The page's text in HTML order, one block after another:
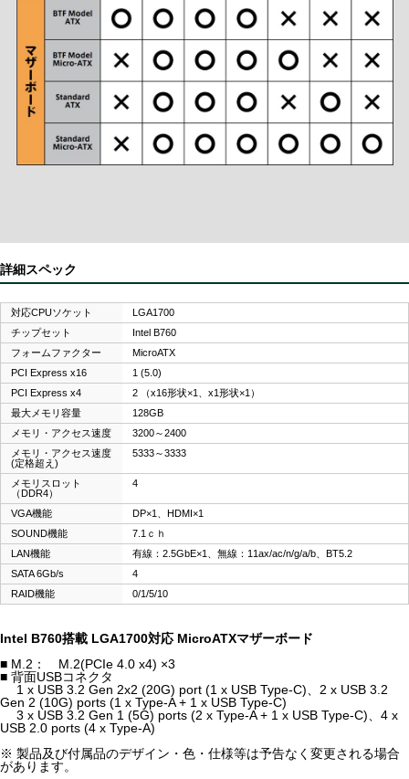
詳細スペック
対応CPUソケット
LGA1700
チップセット
Intel B760
フォームファクター
MicroATX
PCI Express x16
1 (5.0)
PCI Express x4
2 （x16形状×1、x1形状×1）
最大メモリ容量
128GB
メモリ・アクセス速度
3200～2400
メモリ・アクセス速度
(定格超え)
5333～3333
メモリスロット
（DDR4）
4
VGA機能
DP×1、HDMI×1
SOUND機能
7.1ｃｈ
LAN機能
有線：2.5GbE×1、無線：11ax/ac/n/g/a/b、BT5.2
SATA 6Gb/s
4
RAID機能
0/1/5/10
Intel B760搭載 LGA1700対応 MicroATXマザーボード
■ M.2： M.2(PCIe 4.0 x4) ×3
■ 背面USBコネクタ
1 x USB 3.2 Gen 2x2 (20G) port (1 x USB Type-C)、2 x USB 3.2
Gen 2 (10G) ports (1 x Type-A + 1 x USB Type-C)
3 x USB 3.2 Gen 1 (5G) ports (2 x Type-A + 1 x USB Type-C)、4 x
USB 2.0 ports (4 x Type-A)
※ 製品及び付属品のデザイン・色・仕様等は予告なく変更される場合
があります。